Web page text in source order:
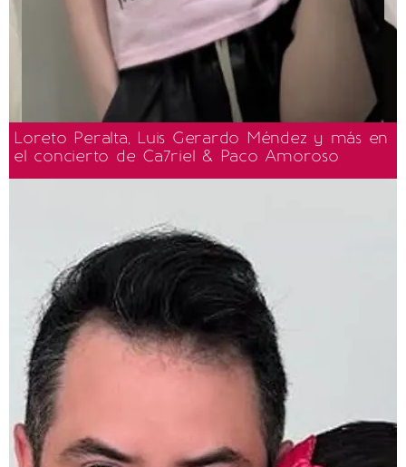
Loreto Peralta, Luis Gerardo Méndez y más en
el concierto de Ca7riel & Paco Amoroso